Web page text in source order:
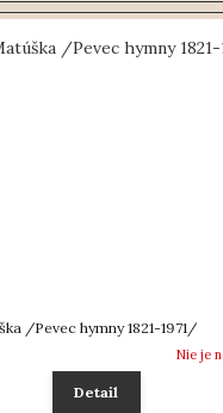
/Pevec hymny 1821-1971/
Nie je
Detail